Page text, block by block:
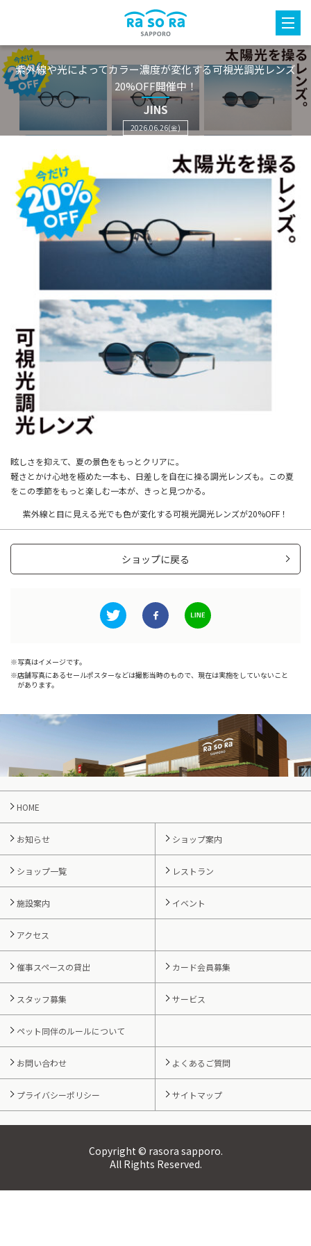
紫外線や光によってカラー濃度が変化する可視光調光レンズ
20%OFF開催中！
JINS
2026.06.26(金)
眩しさを抑えて、夏の景色をもっとクリアに。
軽さとかけ心地を極めた一本も、日差しを自在に操る調光レンズも。この夏
をこの季節をもっと楽しむ一本が、きっと見つかる。
紫外線と目に見える光でも色が変化する可視光調光レンズが20%OFF！
ショップに戻る
写真はイメージです。
店舗写真にあるセールポスターなどは撮影当時のもので、現在は実施をしていないこと
があります。
HOME
お知らせ ショップ案内
ショップ一覧 レストラン
施設案内 イベント
アクセス
催事スペースの貸出 カード会員募集
スタッフ募集 サービス
ペット同伴のルールについて
お問い合わせ よくあるご質問
プライバシーポリシー サイトマップ
Copyright © rasora sapporo.
All Rights Reserved.